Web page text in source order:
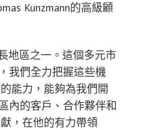
Kunzmann的高級顧
地區之一。這個多元市
我們全力把握這些機
能力，能夠為我們開
內的客戶、合作夥伴和
，在他的有力帶領